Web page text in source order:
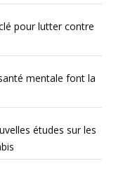
pour lutter contre
mentale font la
études sur les